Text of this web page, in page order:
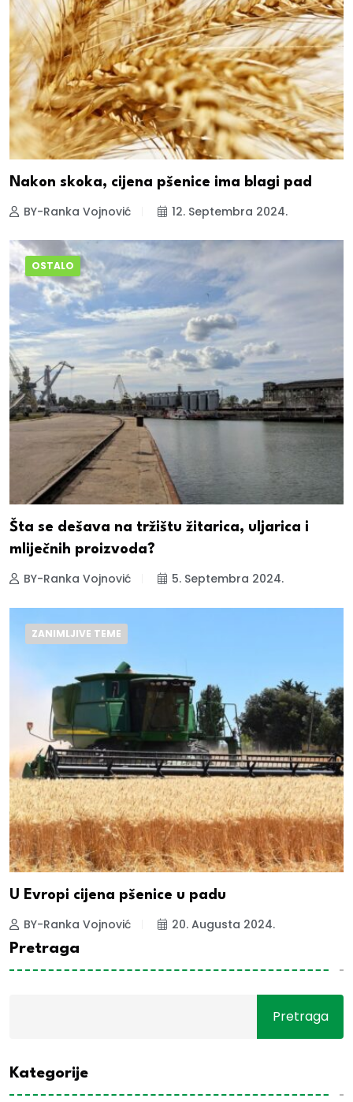
Nakon skoka, cijena pšenice ima blagi pad
BY-Ranka Vojnović 12. Septembra 2024.
OSTALO
Šta se dešava na tržištu žitarica, uljarica i
mliječnih proizvoda?
BY-Ranka Vojnović 5. Septembra 2024.
ZANIMLJIVE TEME
U Evropi cijena pšenice u padu
BY-Ranka Vojnović
20. Augusta 2024.
Pretraga
Pretraga
Kategorije